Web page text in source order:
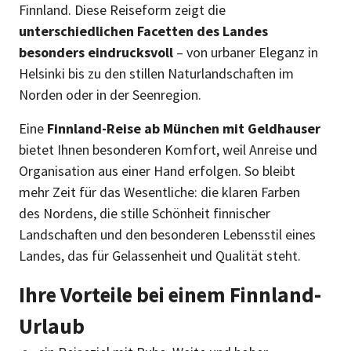
Finnland. Diese Reiseform zeigt die
unterschiedlichen Facetten des Landes
besonders eindrucksvoll – von urbaner Eleganz in
Helsinki bis zu den stillen Naturlandschaften im
Norden oder in der Seenregion.
Eine Finnland-Reise ab München mit Geldhauser
bietet Ihnen besonderen Komfort, weil Anreise und
Organisation aus einer Hand erfolgen. So bleibt
mehr Zeit für das Wesentliche: die klaren Farben
des Nordens, die stille Schönheit finnischer
Landschaften und den besonderen Lebensstil eines
Landes, das für Gelassenheit und Qualität steht.
Ihre Vorteile bei einem Finnland-
Urlaub